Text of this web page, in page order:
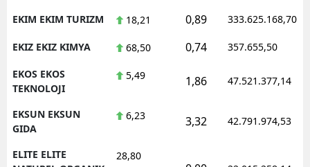
EKIM EKIM TURIZM 18,21 0,89 333.625.168,70
EKIZ EKIZ KIMYA 68,50 0,74 357.655,50
EKOS EKOS
TEKNOLOJI
5,49 1,86 47.521.377,14
EKSUN EKSUN
GIDA
6,23 3,32 42.791.974,53
ELITE ELITE
28,80